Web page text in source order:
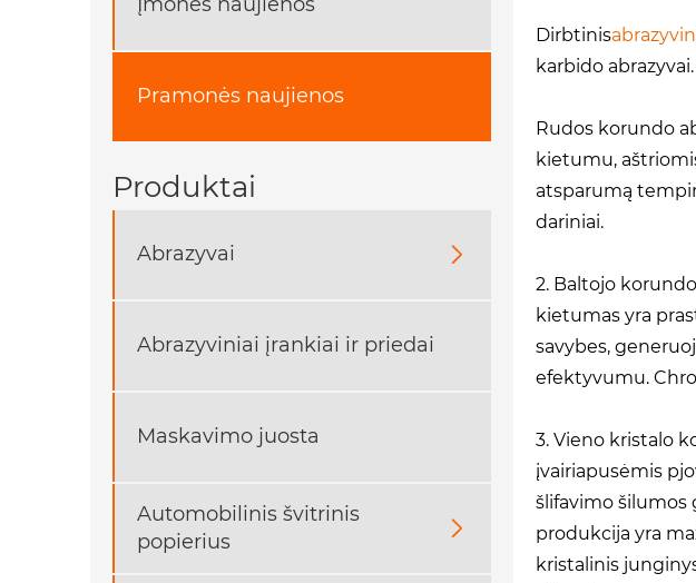
Įmonės naujienos
Pramonės naujienos
Produktai
Abrazyvai 
Abrazyviniai įrankiai ir priedai
Maskavimo juosta
Automobilinis švitrinis
popierius

Dirbtinis
karbido
Rudos korundo
kietumu,
atsparumą
dariniai.
2. Baltojo
kietumas yra
savybes,
efektyvumu.
3. Vieno kristalo
įvairiapusėmis
šlifavimo šilumos
produkcija yra
kristalinis